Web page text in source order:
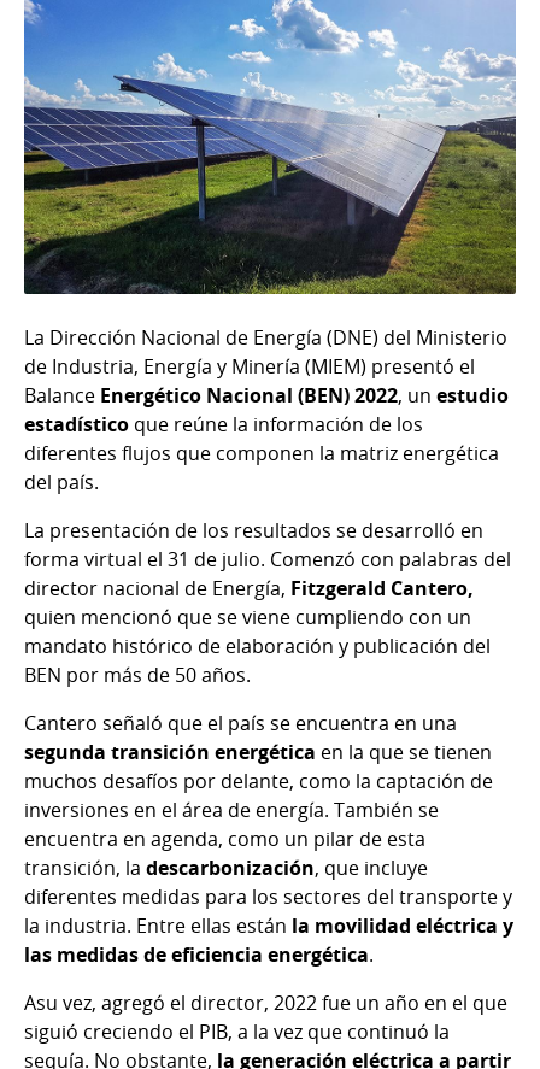
La Dirección Nacional de Energía (DNE) del Ministerio
de Industria, Energía y Minería (MIEM) presentó el
Balance Energético Nacional (BEN) 2022, un estudio
estadístico que reúne la información de los
diferentes flujos que componen la matriz energética
del país.
La presentación de los resultados se desarrolló en
forma virtual el 31 de julio. Comenzó con palabras del
director nacional de Energía, Fitzgerald Cantero,
quien mencionó que se viene cumpliendo con un
mandato histórico de elaboración y publicación del
BEN por más de 50 años.
Cantero señaló que el país se encuentra en una
segunda transición energética en la que se tienen
muchos desafíos por delante, como la captación de
inversiones en el área de energía. También se
encuentra en agenda, como un pilar de esta
transición, la descarbonización, que incluye
diferentes medidas para los sectores del transporte y
la industria. Entre ellas están la movilidad eléctrica y
las medidas de eficiencia energética.
Asu vez, agregó el director, 2022 fue un año en el que
siguió creciendo el PIB, a la vez que continuó la
sequía. No obstante, la generación eléctrica a partir